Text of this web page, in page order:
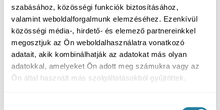
szabásához, közösségi funkciók biztosításához,
valamint weboldalforgalmunk elemzéséhez. Ezenkívül
közösségi média-, hirdető- és elemező partnereinkkel
megosztjuk az Ön weboldalhasználatra vonatkozó
adatait, akik kombinálhatják az adatokat más olyan
adatokkal, amelyeket Ön adott meg számukra vagy az
Ön által használt más szolgáltatásokból gyűjtöttek.